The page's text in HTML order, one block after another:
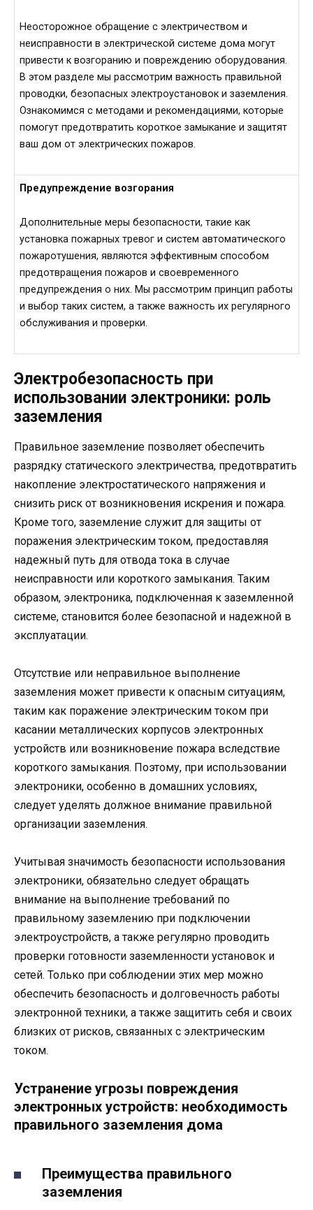
Неосторожное обращение с электричеством и
неисправности в электрической системе дома могут
привести к возгоранию и повреждению оборудования.
В этом разделе мы рассмотрим важность правильной
проводки, безопасных электроустановок и заземления.
Ознакомимся с методами и рекомендациями, которые
помогут предотвратить короткое замыкание и защитят
ваш дом от электрических пожаров.
Предупреждение возгорания
Дополнительные меры безопасности, такие как
установка пожарных тревог и систем автоматического
пожаротушения, являются эффективным способом
предотвращения пожаров и своевременного
предупреждения о них. Мы рассмотрим принцип работы
и выбор таких систем, а также важность их регулярного
обслуживания и проверки.
Электробезопасность при
использовании электроники: роль
заземления
Правильное заземление позволяет обеспечить
разрядку статического электричества, предотвратить
накопление электростатического напряжения и
снизить риск от возникновения искрения и пожара.
Кроме того, заземление служит для защиты от
поражения электрическим током, предоставляя
надежный путь для отвода тока в случае
неисправности или короткого замыкания. Таким
образом, электроника, подключенная к заземленной
системе, становится более безопасной и надежной в
эксплуатации.
Отсутствие или неправильное выполнение
заземления может привести к опасным ситуациям,
таким как поражение электрическим током при
касании металлических корпусов электронных
устройств или возникновение пожара вследствие
короткого замыкания. Поэтому, при использовании
электроники, особенно в домашних условиях,
следует уделять должное внимание правильной
организации заземления.
Учитывая значимость безопасности использования
электроники, обязательно следует обращать
внимание на выполнение требований по
правильному заземлению при подключении
электроустройств, а также регулярно проводить
проверки готовности заземленности установок и
сетей. Только при соблюдении этих мер можно
обеспечить безопасность и долговечность работы
электронной техники, а также защитить себя и своих
близких от рисков, связанных с электрическим
током.
Устранение угрозы повреждения
электронных устройств: необходимость
правильного заземления дома
Преимущества правильного
заземления